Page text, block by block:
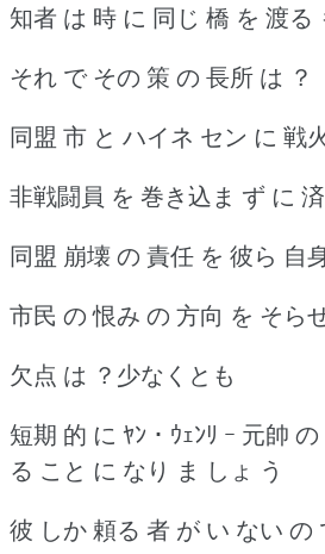
知者 は 時 に 同じ 橋 を 渡る
それ で その 策 の 長所 は ？
同盟 市 と ハイネ セン に 戦
非戦闘員 を 巻き込ま ず に
同盟 崩壊 の 責任 を 彼ら 自
市民 の 恨み の 方向 を そら
欠点 は ？少なくとも
短期 的 に ﾔﾝ ･ ｳｪﾝﾘ ｰ 元帥
る こと に なり ま しょ う
彼 しか 頼る 者 が い ない の